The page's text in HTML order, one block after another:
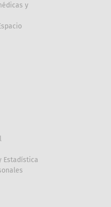
y
Estadística